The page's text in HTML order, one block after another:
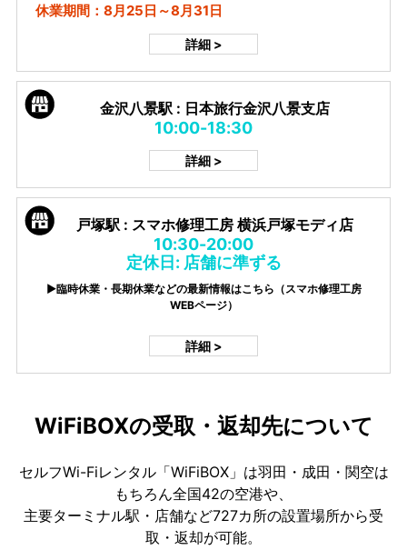
休業期間：8月25日～8月31日
詳細 >
金沢八景駅 : 日本旅行金沢八景支店
10:00-18:30
詳細 >
戸塚駅 : スマホ修理工房 横浜戸塚モディ店
10:30-20:00
定休日: 店舗に準ずる
▶臨時休業・長期休業などの最新情報はこちら（スマホ修理工房
WEBページ）
詳細 >
WiFiBOXの受取・返却先について
セルフWi-Fiレンタル「WiFiBOX」は羽田・成田・関空は
もちろん全国42の空港や、
主要ターミナル駅・店舗など727カ所の設置場所から受
取・返却が可能。